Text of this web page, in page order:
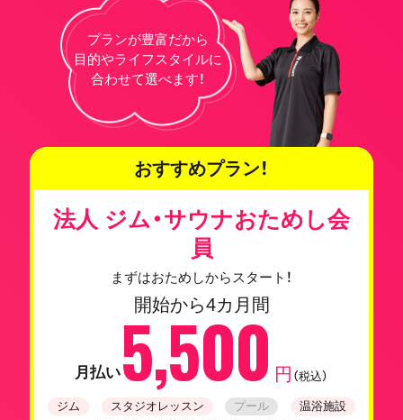
プランが豊富だから
目的やライフスタイルに
合わせて選べます！
おすすめプラン！
法人 ジム・サウナおためし会
員
まずはおためしからスタート！
開始から4カ月間
月払い5,500 円 （税込）
ジム スタジオレッスン プール 温浴施設